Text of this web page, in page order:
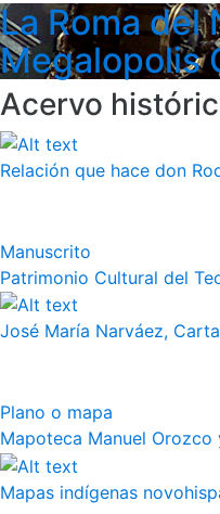
La Roma del
Megalopolis
Acervo
Relación que hace don
Manuscrito
Patrimonio Cultural del
José María Narváez,
Plano o mapa
Mapoteca Manuel Orozco
Mapas indígenas